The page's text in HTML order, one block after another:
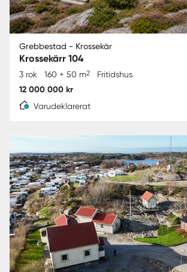
Grebbestad - Krossekär
Krossekärr 104
3 rok 160 + 50 m2 Fritidshus
12 000 000 kr
Varudeklarerat